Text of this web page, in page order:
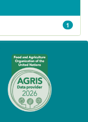
1